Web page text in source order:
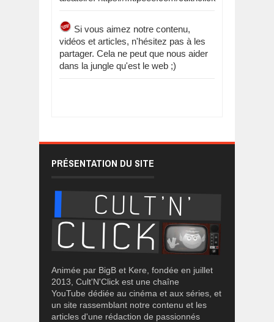
Si vous aimez notre contenu,
vidéos et articles, n'hésitez pas à les
partager. Cela ne peut que nous aider
dans la jungle qu'est le web ;)
PRÉSENTATION DU SITE
Animée par BigB et Kere, fondée en juillet
2013, Cult'N'Click est une chaîne
YouTube dédiée au cinéma et aux séries, et
un site rassemblant notre contenu et les
articles d'une rédaction de passionnés